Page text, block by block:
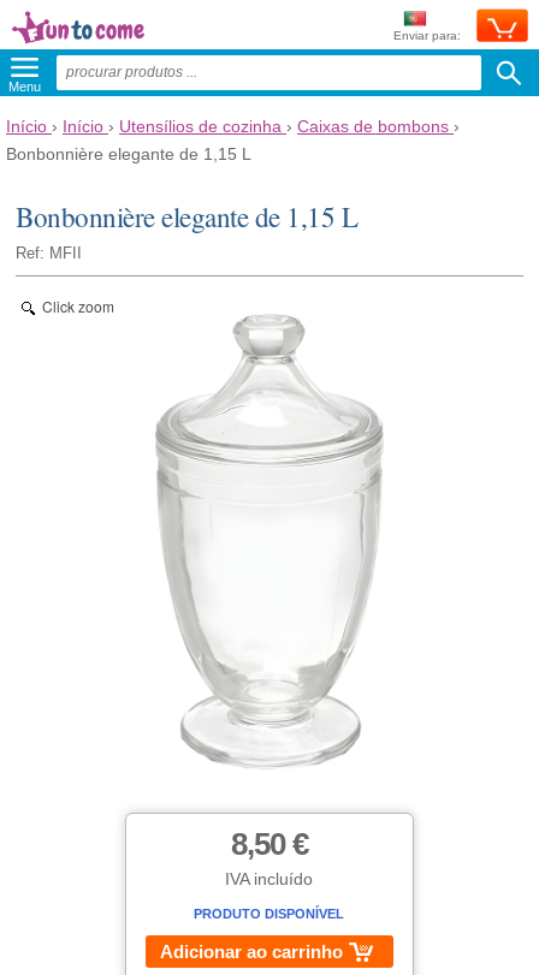
Enviar para:
Menu
Início › Início › Utensílios de cozinha › Caixas de bombons ›
Bonbonnière elegante de 1,15 L
Bonbonnière elegante de 1,15 L
Ref: MFII
Click zoom
8,50 €
IVA incluído
PRODUTO DISPONÍVEL
Adicionar ao carrinho